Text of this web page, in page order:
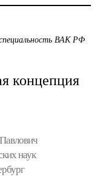
ВАК РФ
концепция
наук